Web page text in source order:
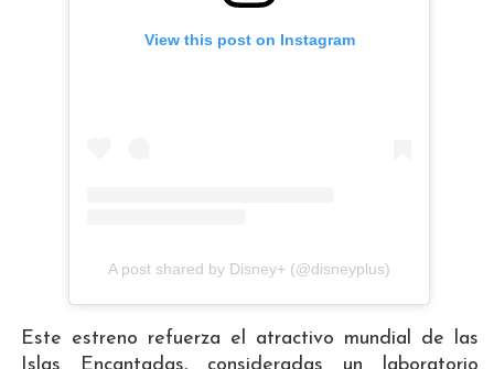
View this post on Instagram
A post shared by Disney+ (@disneyplus)
Este estreno refuerza el atractivo mundial de las